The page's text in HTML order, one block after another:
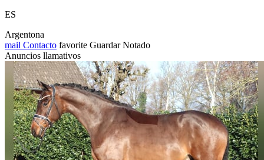
ES
Argentona
mail Contacto favorite Guardar Notado
Anuncios llamativos